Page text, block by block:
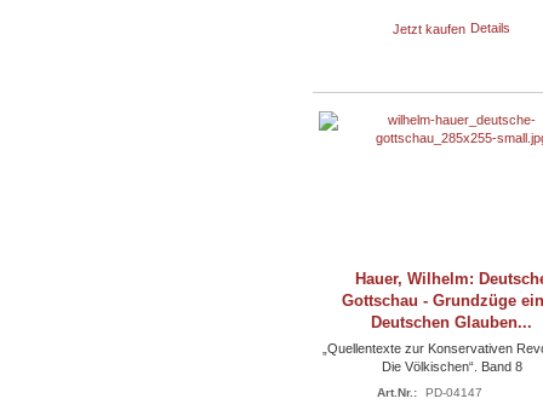
Jetzt kaufen Details
Hauer, Wilhelm:
Gottschau - Grundzüge
Deutschen Glauben...
„Quellentexte zur Konservativen
Die Völkischen“. Band 8
Art.Nr.: PD-04147